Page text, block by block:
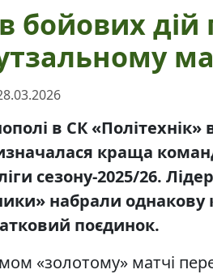
бойових
в СК «Політехнік»
краща
сезону-2025/26.
набрали однакову
поєдинок.
«золотому» матчі